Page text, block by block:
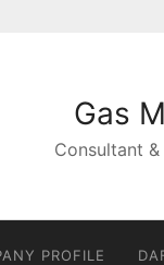
Gas
Consultant
PROFILE